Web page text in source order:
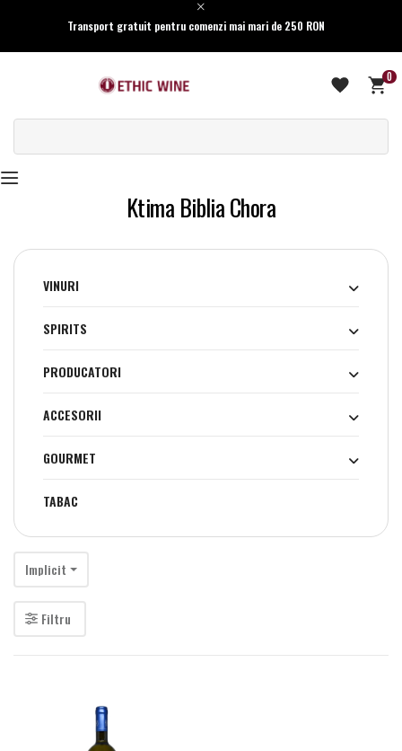
Transport gratuit pentru comenzi mai mari de 250 RON
0
Ktima Biblia Chora
VINURI
SPIRITS
PRODUCATORI
ACCESORII
GOURMET
TABAC
Implicit
Filtru